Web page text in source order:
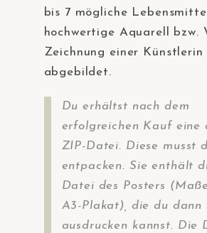
bis 7 mögliche
hochwertige Aquarell bzw.
Zeichnung einer Künstlerin
abgebildet.
Du erhältst nach dem
erfolgreichen Kauf eine
ZIP-Datei. Diese musst
entpacken. Sie enthält
Datei des Posters
A3-Plakat), die du dann
ausdrucken kannst. Die